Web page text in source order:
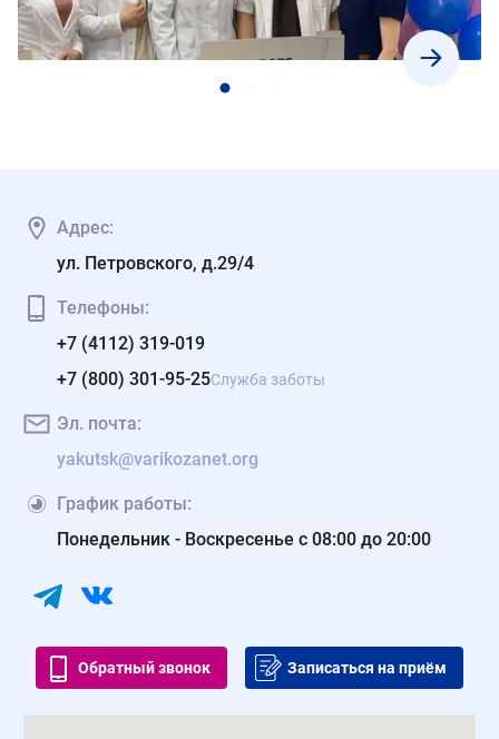
Адрес:
ул. Петровского, д.29/4
Телефоны:
+7 (4112) 319-019
+7 (800) 301-95-25Служба заботы
Эл. почта:
yakutsk@varikozanet.org
График работы:
Понедельник - Воскресенье с 08:00 до 20:00
Обратный звонок Записаться на приём